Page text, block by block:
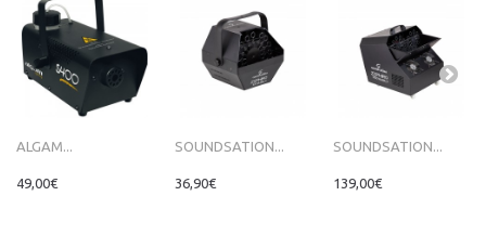
ALGAM...
49,00€
SOUNDSATION...
36,90€
SOUNDSATION...
139,00€